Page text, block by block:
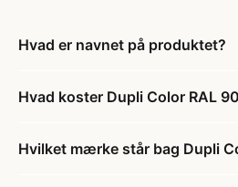
Hvad er navnet på produktet?
Hvad koster Dupli Color RAL
Hvilket mærke står bag Dupli